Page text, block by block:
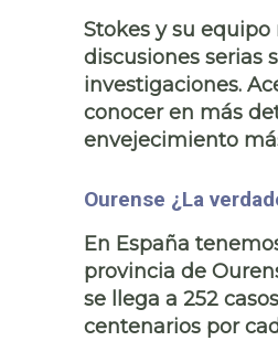
Stokes y su
discusiones serias
investigaciones.
conocer en más
envejecimiento
Ourense ¿La
En España
provincia de
se llega a 252
centenarios por